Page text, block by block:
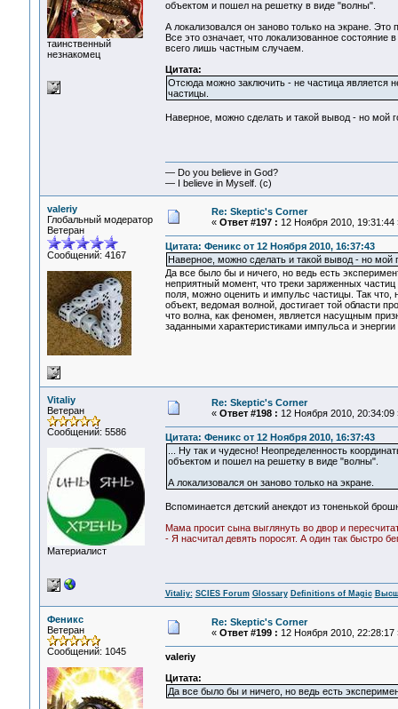
таинственный
незнакомец
объектом и пошел на решетку в виде "волны".
А локализовался он заново только на экране.
Все это означает, что локализованное
всего лишь частным случаем.
Цитата:
Отсюда можно заключить - не частица является
частицы.
Наверное, можно сделать и такой вывод - но мой
— Do you believe in God?
— I believe in Myself. (c)
valeriy
Глобальный модератор
Ветеран
Сообщений: 4167
Re: Skeptic's Corner
« Ответ #197 : 12 Ноября 2010, 19:31:44
Цитата: Феникс от 12 Ноября 2010, 16:37:43
Наверное, можно сделать и такой вывод - но мой
Да все было бы и ничего, но ведь есть
неприятный момент, что треки заряженных
поля, можно оценить и импульс частицы. Так что,
объект, ведомая волной, достигает той области
что волна, как феномен, является насущным
заданными характеристиками импульса и энергии
Vitaliy
Ветеран
Сообщений: 5586
Материалист
Re: Skeptic's Corner
« Ответ #198 : 12 Ноября 2010, 20:34:09
Цитата: Феникс от 12 Ноября 2010, 16:37:43
... Ну так и чудесно! Неопределенность
объектом и пошел на решетку в виде "волны".
А локализовался он заново только на экране.
Вспоминается детский анекдот из тоненькой
Мама просит сына выглянуть во двор и
- Я насчитал девять поросят. А один так быстро
Vitaliy: SCIES Forum Glossary Definitions of Magic
Феникс
Ветеран
Сообщений: 1045
Re: Skeptic's Corner
« Ответ #199 : 12 Ноября 2010, 22:28:17
valeriy
Цитата:
Да все было бы и ничего, но ведь есть